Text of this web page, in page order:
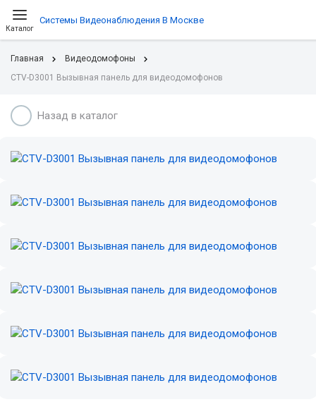
Каталог
Системы Видеонаблюдения В Москве
Главная
Видеодомофоны
CTV-D3001 Вызывная панель для видеодомофонов
Назад в каталог